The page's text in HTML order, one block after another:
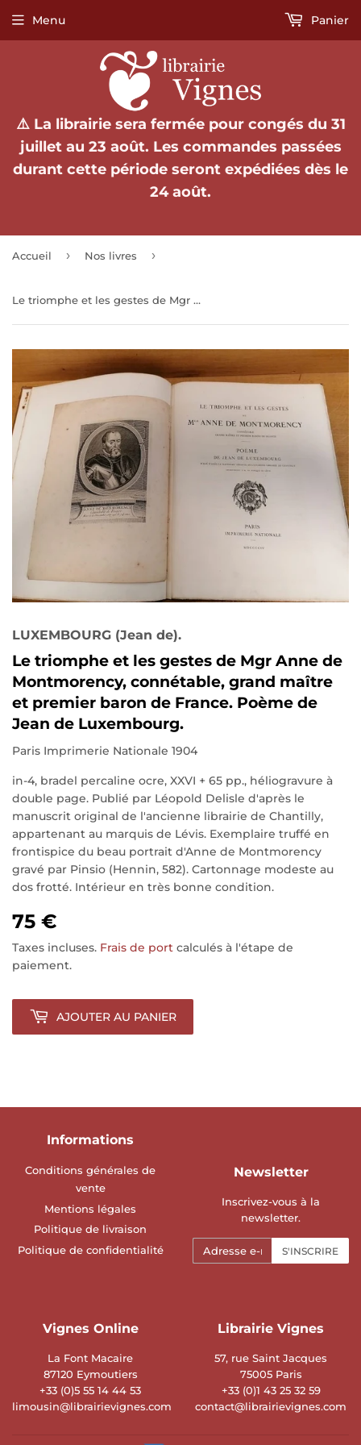
⚠️ La librairie sera fermée pour congés du 31
juillet au 23 août. Les commandes passées
durant cette période seront expédiées dès le
24 août.
Menu Panier
Accueil › Nos livres ›
Le triomphe et les gestes de Mgr Anne de Montmorency, connétable, grand maître et premier baron de France. Poème de Jean de Luxembourg.
LUXEMBOURG (Jean de).
Le triomphe et les gestes de Mgr Anne de
Montmorency, connétable, grand maître
et premier baron de France. Poème de
Jean de Luxembourg.
Paris Imprimerie Nationale 1904
in-4, bradel percaline ocre, XXVI + 65 pp., héliogravure à
double page. Publié par Léopold Delisle d'après le
manuscrit original de l'ancienne librairie de Chantilly,
appartenant au marquis de Lévis. Exemplaire truffé en
frontispice du beau portrait d'Anne de Montmorency
gravé par Pinsio (Hennin, 582). Cartonnage modeste au
dos frotté. Intérieur en très bonne condition.
75 €
Taxes incluses. Frais de port calculés à l'étape de
paiement.
AJOUTER AU PANIER
Informations
Conditions générales de
vente
Mentions légales
Politique de livraison
Politique de confidentialité
Newsletter
Inscrivez-vous à la
newsletter.
mails
S'INSCRIRE
Librairie Vignes
57, rue Saint Jacques
75005 Paris
+33 (0)1 43 25 32 59
contact@librairievignes.com
Vignes Online
La Font Macaire
87120 Eymoutiers
+33 (0)5 55 14 44 53
limousin@librairievignes.com